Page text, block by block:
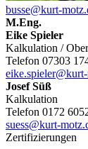
busse@kurt-
M.Eng.
Eike Spieler
Kalkulation /
Telefon 07303
Josef Süß
Kalkulation
Telefon 0172
suess@kurt-
Zertifizierungen